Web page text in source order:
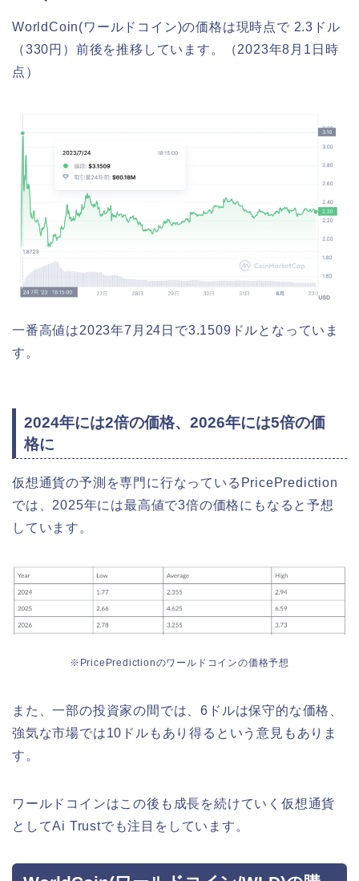
WorldCoin(ワールドコイン)の価格は現時点で 2.3ドル
（330円）前後を推移しています。（2023年8月1日時
点）
一番高値は2023年7月24日で3.1509ドルとなっていま
す。
2024年には2倍の価格、2026年には5倍の価
格に
仮想通貨の予測を専門に行なっているPricePrediction
では、2025年には最高値で3倍の価格にもなると予想
しています。
※PricePredictionのワールドコインの価格予想
また、一部の投資家の間では、6ドルは保守的な価格、
強気な市場では10ドルもあり得るという意見もありま
す。
ワールドコインはこの後も成長を続けていく仮想通貨
としてAi Trustでも注目をしています。